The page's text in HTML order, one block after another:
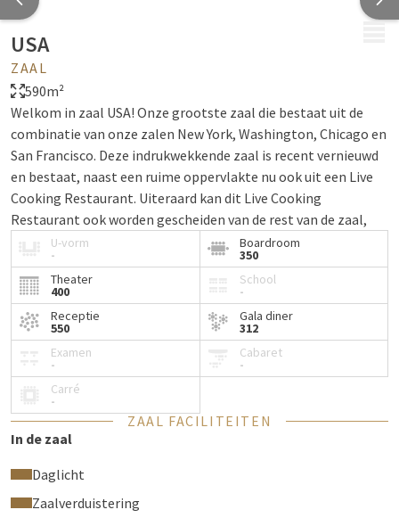
USA
ZAAL
590m²
Welkom in zaal USA! Onze grootste zaal die bestaat uit de
combinatie van onze zalen New York, Washington, Chicago en
San Francisco. Deze indrukwekkende zaal is recent vernieuwd
en bestaat, naast een ruime oppervlakte nu ook uit een Live
Cooking Restaurant. Uiteraard kan dit Live Cooking
Restaurant ook worden gescheiden van de rest van de zaal,
door middel van verschuifbare wanden. Dit maakt USA een
zeer multifunctionele zaal.
Bekijk de plattegrond
Deze zaal heeft daarnaast alle nodige faciliteiten ter
beschikking:
Veel daglicht
Gratis wifi
Airconditioning
Elektrische zonwering
Flipchart
Beamer & scherm
HDMI, VGA of Clickshare (USB) aansluiting
U-vorm
-
Boardroom
350
Theater
400
School
-
Receptie
550
Gala diner
312
Examen
-
Cabaret
-
Carré
-
ZAAL FACILITEITEN
In de zaal
Daglicht
Zaalverduistering